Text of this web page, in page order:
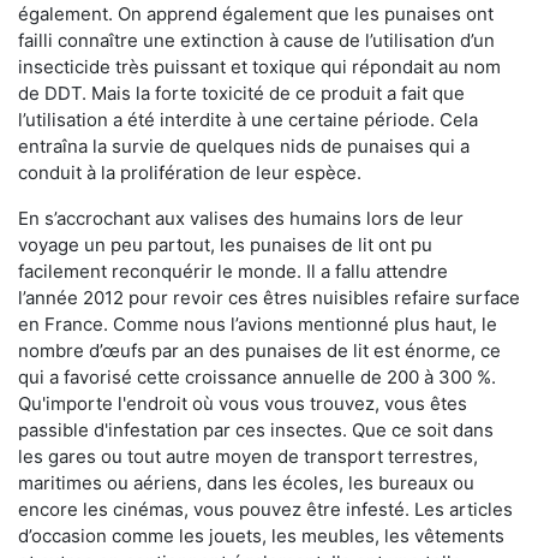
également. On apprend également que les punaises ont
failli connaître une extinction à cause de l’utilisation d’un
insecticide très puissant et toxique qui répondait au nom
de DDT. Mais la forte toxicité de ce produit a fait que
l’utilisation a été interdite à une certaine période. Cela
entraîna la survie de quelques nids de punaises qui a
conduit à la prolifération de leur espèce.
En s’accrochant aux valises des humains lors de leur
voyage un peu partout, les punaises de lit ont pu
facilement reconquérir le monde. Il a fallu attendre
l’année 2012 pour revoir ces êtres nuisibles refaire surface
en France. Comme nous l’avions mentionné plus haut, le
nombre d’œufs par an des punaises de lit est énorme, ce
qui a favorisé cette croissance annuelle de 200 à 300 %.
Qu'importe l'endroit où vous vous trouvez, vous êtes
passible d'infestation par ces insectes. Que ce soit dans
les gares ou tout autre moyen de transport terrestres,
maritimes ou aériens, dans les écoles, les bureaux ou
encore les cinémas, vous pouvez être infesté. Les articles
d’occasion comme les jouets, les meubles, les vêtements